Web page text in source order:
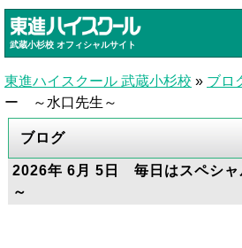
武蔵小杉校 オフィシャルサイト
東進ハイスクール 武蔵小杉校 » ブロ
ー ～水口先生～
ブログ
2026年 6月 5日 毎日はスペシ
～